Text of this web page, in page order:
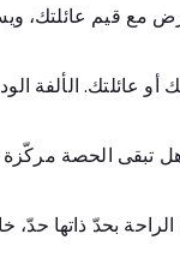
مع قيم عائلتك،
الألفة
تبقى الحصة مركّزة
بحدّ ذاتها حدّ،